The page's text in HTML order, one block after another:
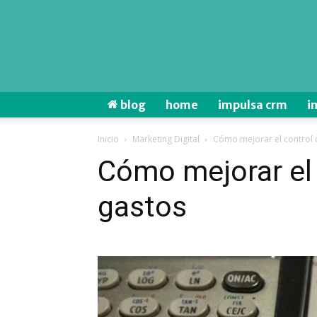
blog home impulsa crm
Inicio Marketing Digital Cómo
Cómo mejorar